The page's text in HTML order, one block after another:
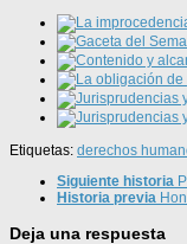
Etiquetas: derechos
Siguiente historia
Historia previa
Deja una respuesta